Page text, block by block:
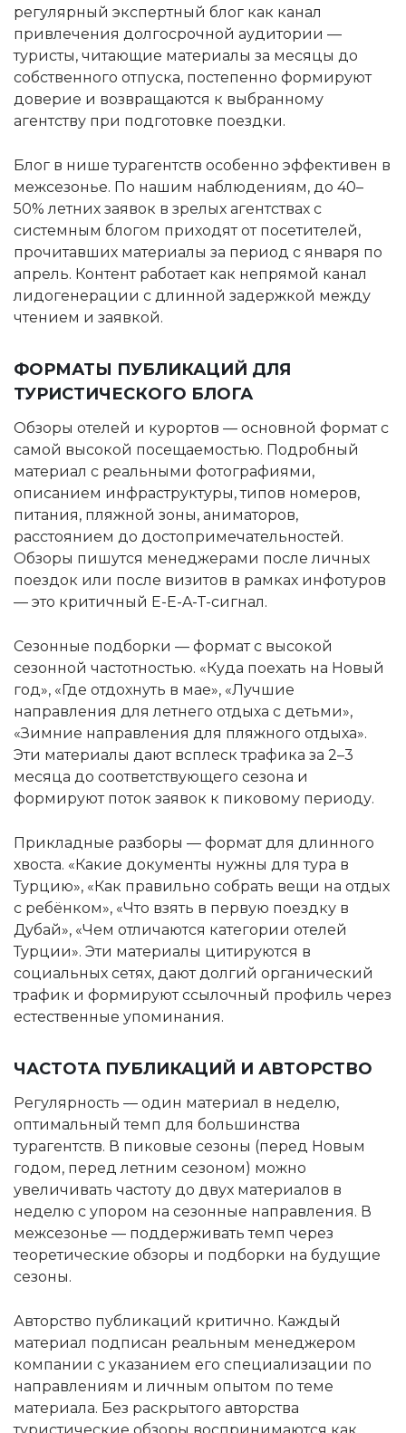
регулярный экспертный блог как канал
привлечения долгосрочной аудитории —
туристы, читающие материалы за месяцы до
собственного отпуска, постепенно формируют
доверие и возвращаются к выбранному
агентству при подготовке поездки.
Блог в нише турагентств особенно эффективен в
межсезонье. По нашим наблюдениям, до 40–
50% летних заявок в зрелых агентствах с
системным блогом приходят от посетителей,
прочитавших материалы за период с января по
апрель. Контент работает как непрямой канал
лидогенерации с длинной задержкой между
чтением и заявкой.
ФОРМАТЫ ПУБЛИКАЦИЙ ДЛЯ
ТУРИСТИЧЕСКОГО БЛОГА
Обзоры отелей и курортов — основной формат с
самой высокой посещаемостью. Подробный
материал с реальными фотографиями,
описанием инфраструктуры, типов номеров,
питания, пляжной зоны, аниматоров,
расстоянием до достопримечательностей.
Обзоры пишутся менеджерами после личных
поездок или после визитов в рамках инфотуров
— это критичный E-E-A-T-сигнал.
Сезонные подборки — формат с высокой
сезонной частотностью. «Куда поехать на Новый
год», «Где отдохнуть в мае», «Лучшие
направления для летнего отдыха с детьми»,
«Зимние направления для пляжного отдыха».
Эти материалы дают всплеск трафика за 2–3
месяца до соответствующего сезона и
формируют поток заявок к пиковому периоду.
Прикладные разборы — формат для длинного
хвоста. «Какие документы нужны для тура в
Турцию», «Как правильно собрать вещи на отдых
с ребёнком», «Что взять в первую поездку в
Дубай», «Чем отличаются категории отелей
Турции». Эти материалы цитируются в
социальных сетях, дают долгий органический
трафик и формируют ссылочный профиль через
естественные упоминания.
ЧАСТОТА ПУБЛИКАЦИЙ И АВТОРСТВО
Регулярность — один материал в неделю,
оптимальный темп для большинства
турагентств. В пиковые сезоны (перед Новым
годом, перед летним сезоном) можно
увеличивать частоту до двух материалов в
неделю с упором на сезонные направления. В
межсезонье — поддерживать темп через
теоретические обзоры и подборки на будущие
сезоны.
Авторство публикаций критично. Каждый
материал подписан реальным менеджером
компании с указанием его специализации по
направлениям и личным опытом по теме
материала. Без раскрытого авторства